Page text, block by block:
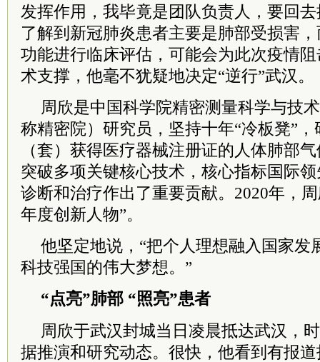
发挥作用，我毕竟是团队负责人，要回
了解到新冠肺炎患者主要是肺部受损害
功能进行临床评估，可能会为此次疫情
术支撑，他毫不犹疑地决定“逆行”武汉。
周欣是中国科学院精密测量科学与技
称精密院）研究员，坚持十年“冷板凳”
（套）获得医疗器械注册证的人体肺部
突破多项关键核心技术，核心指标国际
诊断和治疗作出了重要贡献。2020年，
年度创新人物”。
他坚定地说，“把个人理想融入国家发
科技强国的伟大梦想。”
“点亮”肺部 “照亮”患者
周欣于武汉封城当日凌晨抵达武汉，
据推演和研究动态。很快，他看到有报